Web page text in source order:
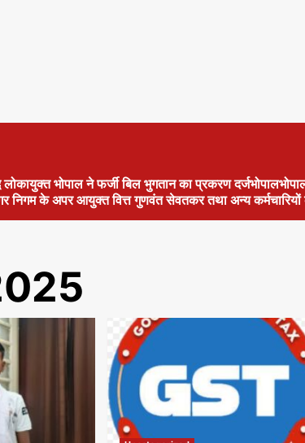
भोपाल ने फर्जी बिल भुगतान का प्रकरण
निगम के अपर आयुक्त वित्त गुणवंत सेवतकर तथा अन्य